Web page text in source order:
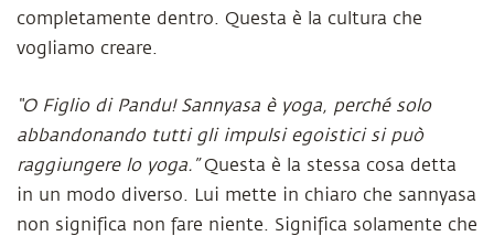
completamente dentro. Questa è la cultura che
vogliamo creare.
“O Figlio di Pandu! Sannyasa è yoga, perché solo
abbandonando tutti gli impulsi egoistici si può
raggiungere lo yoga.”Questa è la stessa cosa detta
in un modo diverso. Lui mette in chiaro che sannyasa
non significa non fare niente. Significa solamente che